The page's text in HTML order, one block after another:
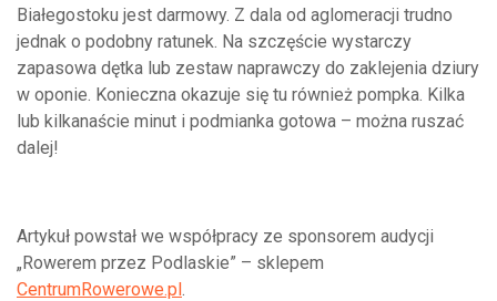
Białegostoku jest darmowy. Z dala od aglomeracji trudno
jednak o podobny ratunek. Na szczęście wystarczy
zapasowa dętka lub zestaw naprawczy do zaklejenia dziury
w oponie. Konieczna okazuje się tu również pompka. Kilka
lub kilkanaście minut i podmianka gotowa – można ruszać
dalej!
Artykuł powstał we współpracy ze sponsorem audycji
„Rowerem przez Podlaskie” – sklepem
CentrumRowerowe.pl.